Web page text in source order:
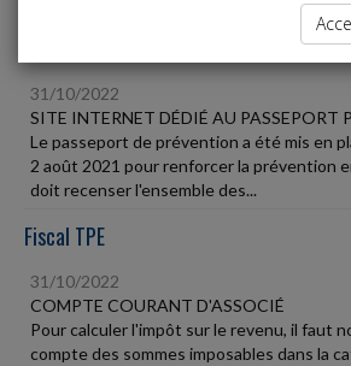
31/10/2022
SITE INTERNET DÉDIÉ AU PASSEPORT
Le passeport de prévention a été mis en
2 août 2021 pour renforcer la prévention
doit recenser l'ensemble des...
Fiscal TPE
31/10/2022
COMPTE COURANT D'ASSOCIÉ
Pour calculer l'impôt sur le revenu, il faut
compte des sommes imposables dans la